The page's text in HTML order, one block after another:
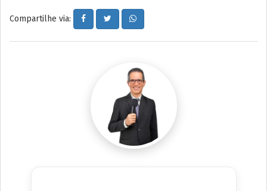
Compartilhe via: